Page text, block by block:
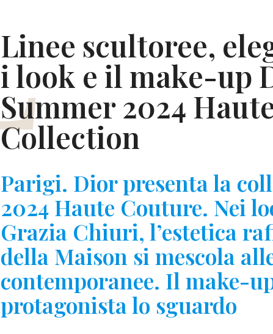
Linee scultoree,
i look e il make-up
Summer 2024
Collection
Parigi. Dior presenta la
2024 Haute Couture. Nei
Grazia Chiuri, l’estetica
della Maison si mescola
contemporanee. Il make-
protagonista lo sguardo